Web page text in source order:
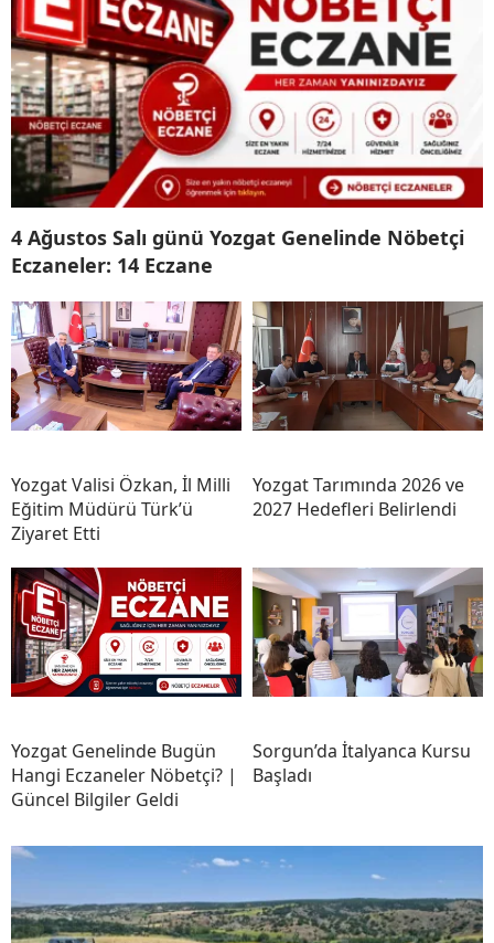
4 Ağustos Salı günü Yozgat Genelinde Nöbetçi
Eczaneler: 14 Eczane
Yozgat Valisi Özkan, İl Milli
Eğitim Müdürü Türk’ü
Ziyaret Etti
Yozgat Tarımında 2026 ve
2027 Hedefleri Belirlendi
Yozgat Genelinde Bugün
Hangi Eczaneler Nöbetçi? |
Güncel Bilgiler Geldi
Sorgun’da İtalyanca Kursu
Başladı